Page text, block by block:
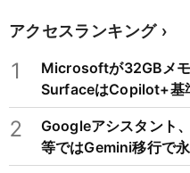
アクセスランキング
1
Microsoftが32GBメ
SurfaceはCopilot+基
2
Googleアシスタント
等ではGemini移行で